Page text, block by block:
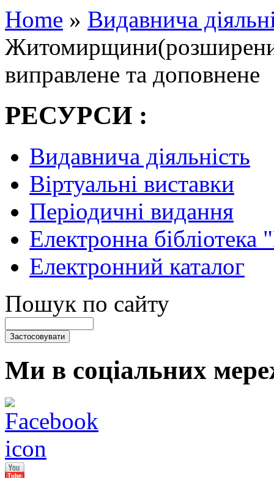
Home » Видавнича
виправлене та доповнене
РЕСУРСИ :
Видавнича діяльність
Віртуальні виставки
Періодичні видання
Електронна
Електронний каталог
Пошук по сайту
Ми в соціальних